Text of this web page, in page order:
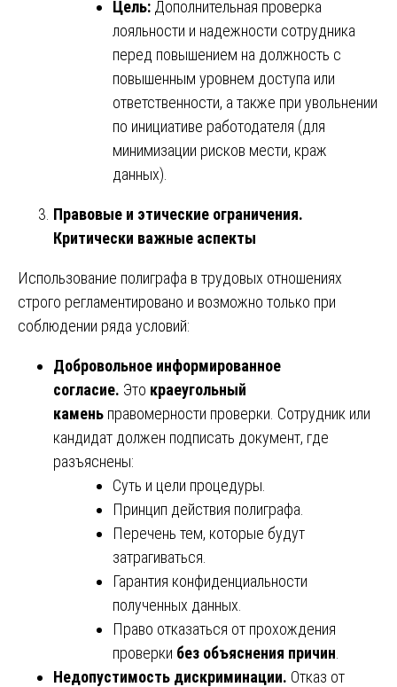
Цель: Дополнительная проверка
лояльности и надежности сотрудника
перед повышением на должность с
повышенным уровнем доступа или
ответственности, а также при увольнении
по инициативе работодателя (для
минимизации рисков мести, краж
данных).
Правовые и этические ограничения.
Критически важные аспекты
Использование полиграфа в трудовых отношениях
строго регламентировано и возможно только при
соблюдении ряда условий:
Добровольное информированное
согласие. Это краеугольный
камень правомерности проверки. Сотрудник или
кандидат должен подписать документ, где
разъяснены:
Суть и цели процедуры.
Принцип действия полиграфа.
Перечень тем, которые будут
затрагиваться.
Гарантия конфиденциальности
полученных данных.
Право отказаться от прохождения
проверки без объяснения причин
Недопустимость дискриминации. Отказ от